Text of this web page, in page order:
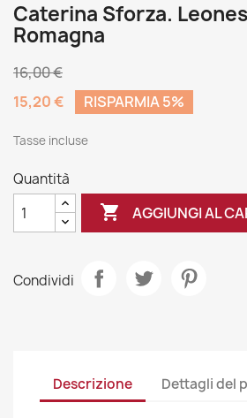
Caterina Sforza.
Romagna
16,00 €
15,20 €
RISPARMIA 5%
Tasse incluse
Quantità
 AGGIUNGI AL
Condividi
Descrizione Dettagli del